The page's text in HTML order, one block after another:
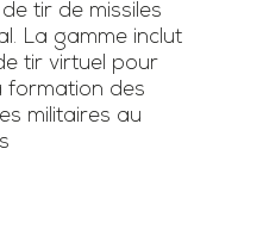
tir de missiles
La gamme inclut
tir virtuel pour
formation des
militaires au